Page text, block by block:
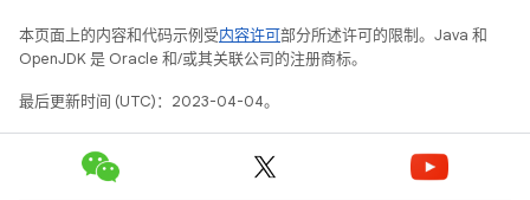
本页面上的内容和代码示例受内容许可部分所述许可的限制。Java 和
OpenJDK 是 Oracle 和/或其关联公司的注册商标。
最后更新时间 (UTC)：2023-04-04。